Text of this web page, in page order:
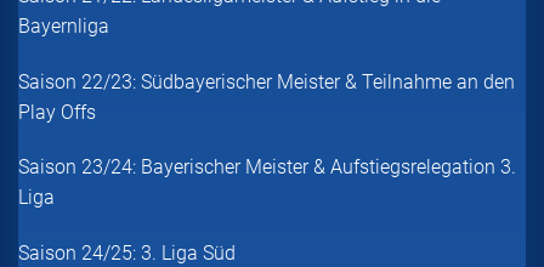
Bayernliga
Saison 22/23: Südbayerischer Meister & Teilnahme an den
Play Offs
Saison 23/24: Bayerischer Meister & Aufstiegsrelegation 3.
Liga
Saison 24/25: 3. Liga Süd